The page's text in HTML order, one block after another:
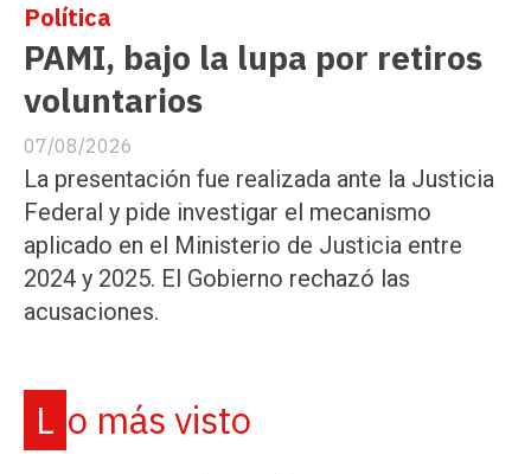
PAMI, bajo la lupa por retiros
voluntarios
Política
07/08/2026
La presentación fue realizada ante la Justicia
Federal y pide investigar el mecanismo
aplicado en el Ministerio de Justicia entre
2024 y 2025. El Gobierno rechazó las
acusaciones.
Lo más visto